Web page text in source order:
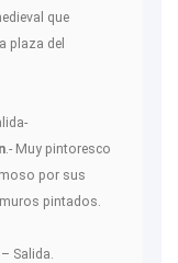
que
plaza del
.- Muy pintoresco
por sus
pintados.
Salida.